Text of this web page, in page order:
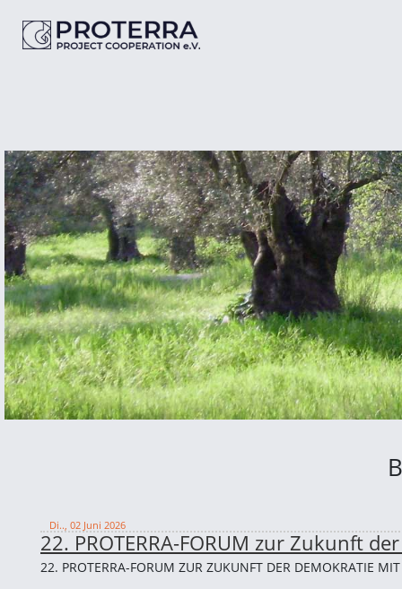
Di.., 02 Juni 2026
22. PROTERRA-FORUM zur Zukunft
22. PROTERRA-FORUM ZUR ZUKUNFT DER DEMOKRATIE